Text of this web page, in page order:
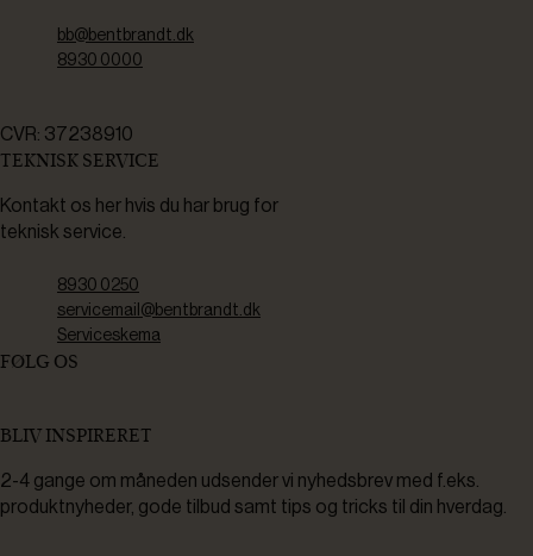
bb@bentbrandt.dk
8930 0000
CVR: 37238910
TEKNISK SERVICE
Kontakt os her hvis du har brug for
teknisk service.
8930 0250
servicemail@bentbrandt.dk
Serviceskema
FØLG OS
BLIV INSPIRERET
2-4 gange om måneden udsender vi nyhedsbrev med f.eks.
produktnyheder, gode tilbud samt tips og tricks til din hverdag.